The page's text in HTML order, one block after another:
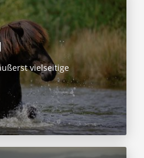
vielseitige